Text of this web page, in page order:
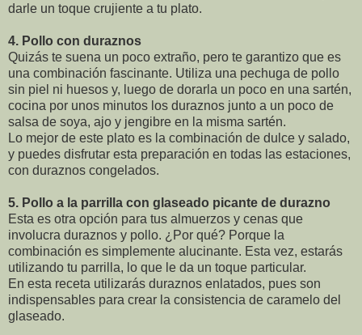
darle un toque crujiente a tu plato.
4. Pollo con duraznos
Quizás te suena un poco extraño, pero te garantizo que es
una combinación fascinante. Utiliza una pechuga de pollo
sin piel ni huesos y, luego de dorarla un poco en una sartén,
cocina por unos minutos los duraznos junto a un poco de
salsa de soya, ajo y jengibre en la misma sartén.
Lo mejor de este plato es la combinación de dulce y salado,
y puedes disfrutar esta preparación en todas las estaciones,
con duraznos congelados.
5. Pollo a la parrilla con glaseado picante de durazno
Esta es otra opción para tus almuerzos y cenas que
involucra duraznos y pollo. ¿Por qué? Porque la
combinación es simplemente alucinante. Esta vez, estarás
utilizando tu parrilla, lo que le da un toque particular.
En esta receta utilizarás duraznos enlatados, pues son
indispensables para crear la consistencia de caramelo del
glaseado.